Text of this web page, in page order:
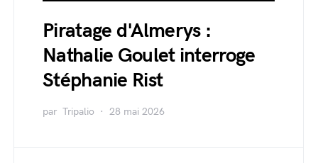
Piratage d'Almerys :
Nathalie Goulet interroge
Stéphanie Rist
par Tripalio 28 mai 2026